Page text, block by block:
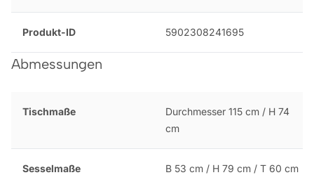
Produkt-ID 5902308241695
Abmessungen
Tischmaße
Durchmesser 115 cm / H 74
cm
Sesselmaße B 53 cm / H 79 cm / T 60 cm